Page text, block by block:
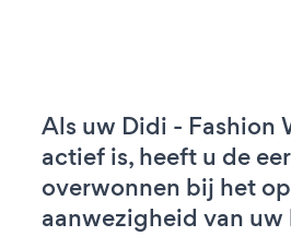
Als uw Didi - Fashion
actief is, heeft u de
overwonnen bij het
aanwezigheid van